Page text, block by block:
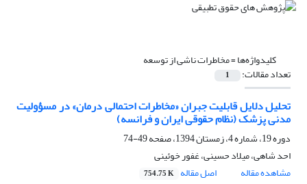
کلیدواژه‌ها =مخاطرات ناشی از توسعه
تعداد مقالات: 1
تحلیل دلایل قابلیت جبران «مخاطرات احتمالی درمان» در مسؤولیت
مدنی پزشک (نظام حقوقی ایران و فرانسه)
دوره 19، شماره 4، زمستان 1394، صفحه
49-74
احد شاهی، میلاد حسینی، غفور خوئینی
مشاهده مقاله
اصل مقاله 754.75 K